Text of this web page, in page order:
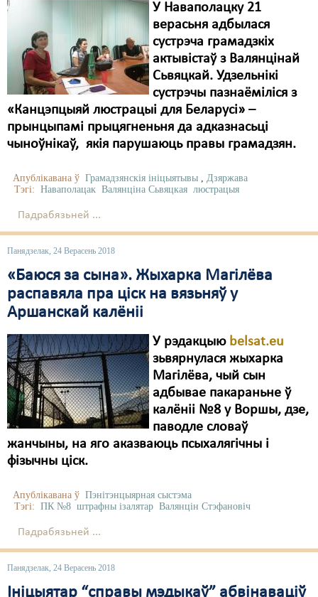
У Наваполацку 21
верасьня адбылася
сустрэча грамадзкіх
актывістаў з Валянцінай
Сьвяцкай. Удзельнікі
сустрэчы пазнаёміліся з
«Канцэпцыяй люстрацыі для Беларусі» –
прынцыпамі прыцягненьня да адказнасьці
чыноўнікаў, якія парушаюць правы грамадзян.
Апублікавана ў Грамадзянскія ініцыятывы , Дзяржава
Тэгі: Наваполацак Валянціна Сьвяцкая люстрацыя
Падрабязьней ...
Панядзелак, 24 Верасень 2018
«Баюся за сына». Жыхарка Магілёва
распавяла пра ціск на вязьняў у
Аршанскай калёніі
У рэдакцыю belsat.eu
зьвярнулася жыхарка
Магілёва, чый cын
адбывае пакараньне ў
калёніі №8 у Воршы, дзе,
паводле словаў
жанчыны, на яго аказваюць псыхалягічны і
фізычны ціск.
Апублікавана ў Пэнітэнцыярная сыстэма
Тэгі: ПК №8 штрафны ізалятар Валянцін Стэфановіч
Падрабязьней ...
Панядзелак, 24 Верасень 2018
Ініцыятар “справы мэдыкаў” абвінаваціў